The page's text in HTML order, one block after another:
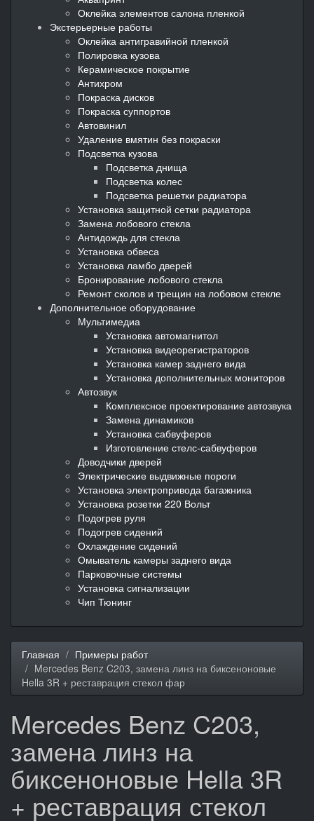
Оклейка элементов салона пленкой
Экстерьерные работы
Оклейка антигравийной пленкой
Полировка кузова
Керамическое покрытие
Антихром
Покраска дисков
Покраска суппортов
Автовинил
Удаление вмятин без покраски
Подсветка кузова
Подсветка днища
Подсветка колес
Подсветка решетки радиатора
Установка защитной сетки радиатора
Замена лобового стекла
Антидождь для стекла
Установка обвеса
Установка ламбо дверей
Бронирование лобового стекла
Ремонт сколов и трещин на лобовом стекле
Дополнительное оборудование
Мультимедиа
Установка автомагнитол
Установка видеорегистраторов
Установка камер заднего вида
Установка дополнительных мониторов
Автозвук
Комплексное проектирование автозвука
Замена динамиков
Установка сабвуферов
Изготовление стелс-сабвуферов
Доводчики дверей
Электрические выдвижные пороги
Установка электропривода багажника
Установка розетки 220 Вольт
Подогрев руля
Подогрев сидений
Охлаждение сидений
Омыватель камеры заднего вида
Парковочные системы
Установка сигнализации
Чип Тюнинг
Главная
Примеры работ
Mercedes Benz C203, замена линз на биксеноновые
Hella 3R + реставрация стекол фар
Mercedes Benz C203,
замена линз на
биксеноновые Hella 3R
+ реставрация стекол